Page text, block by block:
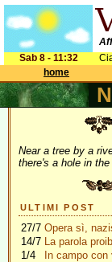
Sab 8 - 11:32
home
Near a tree by a
there's a hole in the
ULTIMI POST
27/7 Opera sì,
14/7 La parola
1/4
In campo con